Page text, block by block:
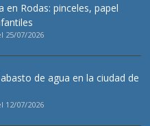
en Rodas: pinceles, papel
25/07/2026
de agua en la ciudad de
12/07/2026